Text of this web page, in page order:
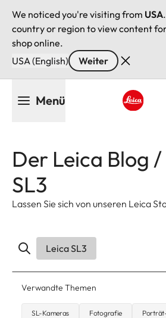
We noticed you're visiting from USA
country or region to view content
shop online.
USA (English)
Weiter
Menü
Der Leica Blog
SL3
Lassen Sie sich von unseren Leica
Leica SL3
Verwandte Themen
SL-Kameras Fotografie